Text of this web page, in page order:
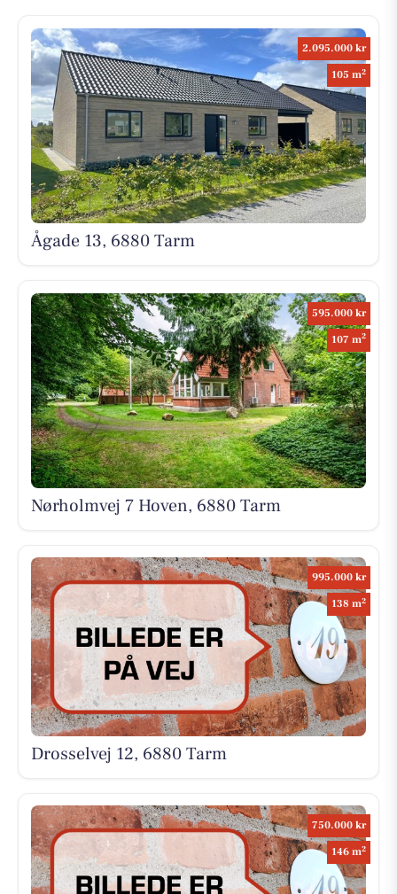
2.095.000 kr
105 m2
Ågade 13, 6880 Tarm
595.000 kr
107 m2
Nørholmvej 7 Hoven, 6880 Tarm
995.000 kr
138 m2
Drosselvej 12, 6880 Tarm
750.000 kr
146 m2